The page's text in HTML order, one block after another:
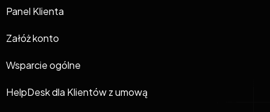
Panel Klienta
Załóż konto
Wsparcie ogólne
HelpDesk dla Klientów z umową